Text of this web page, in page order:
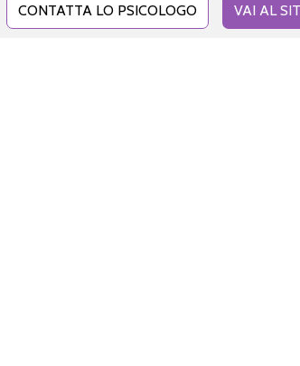
CONTATTA LO PSICOLOGO VAI AL